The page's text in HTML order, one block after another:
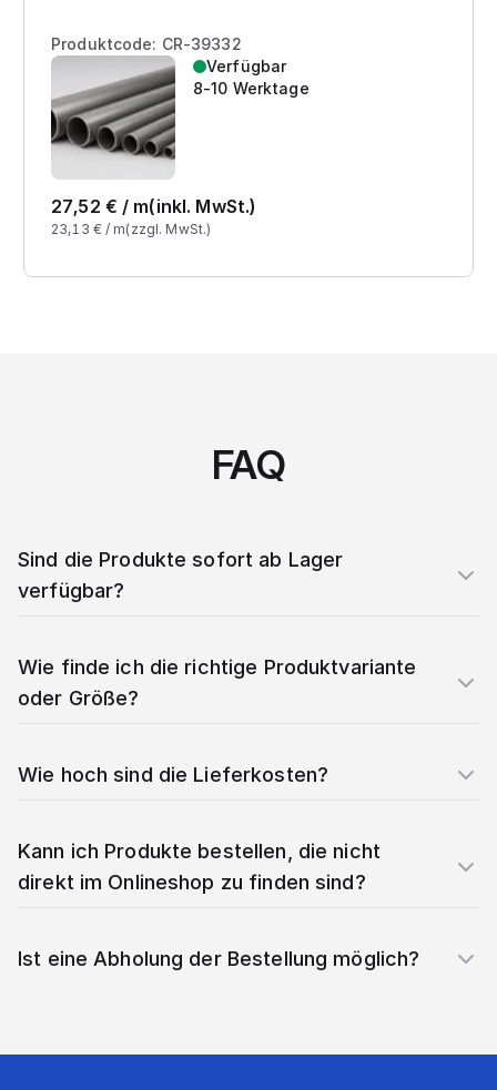
Produktcode: CR-39332
Verfügbar
8-10 Werktage
27,52 € / m(inkl. MwSt.)
23,13 € / m(zzgl. MwSt.)
FAQ
Sind die Produkte sofort ab Lager
verfügbar?
Wie finde ich die richtige Produktvariante
oder Größe?
Wie hoch sind die Lieferkosten?
Kann ich Produkte bestellen, die nicht
direkt im Onlineshop zu finden sind?
Ist eine Abholung der Bestellung möglich?